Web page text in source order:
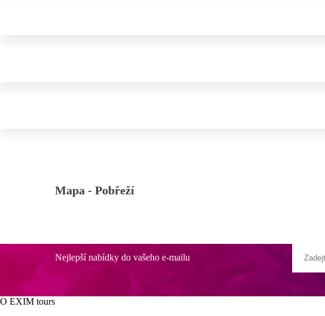
Mapa - Pobřeží
Nejlepší nabídky do vašeho e-mailu
O EXIM tours